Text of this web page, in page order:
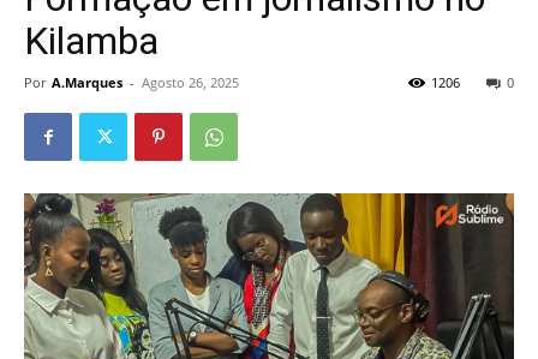
Kilamba
Por A.Marques - Agosto 26, 2025 0
1206